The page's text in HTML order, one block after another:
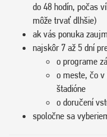
do 48 hodín, počas
môže trvať dlhšie)
ak vás ponuka
najskôr 7 až 5 dní
o programe
o meste, čo
štadióne
o doručení
spoločne sa